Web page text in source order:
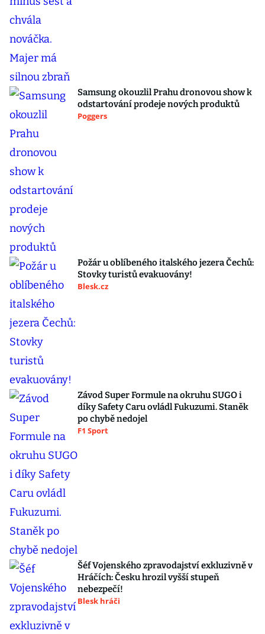
Samsung okouzlil Prahu dronovou show k
odstartování prodeje nových produktů
Poggers
Požár u oblíbeného italského jezera Čechů:
Stovky turistů evakuovány!
Blesk.cz
Závod Super Formule na okruhu SUGO i
díky Safety Caru ovládl Fukuzumi. Staněk
po chybě nedojel
F1 Sport
Šéf Vojenského zpravodajství exkluzivně v
Hráčích: Česku hrozil vyšší stupeň
nebezpečí!
Blesk hráči